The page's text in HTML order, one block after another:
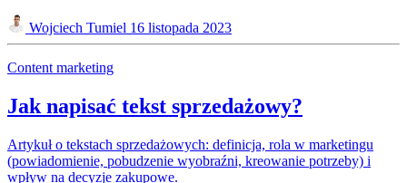
Wojciech Tumiel 16 listopada 2023
Content marketing
Jak napisać tekst sprzedażowy?
Artykuł o tekstach sprzedażowych: definicja, rola w marketingu
(powiadomienie, pobudzenie wyobraźni, kreowanie potrzeby) i
wpływ na decyzje zakupowe.